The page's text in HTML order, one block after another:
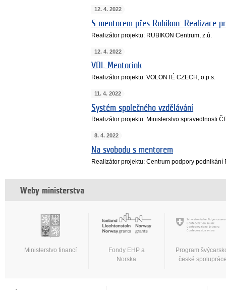
12. 4. 2022
S mentorem přes Rubikon: Realizace
Realizátor projektu: RUBIKON Centrum, z.ú.
12. 4. 2022
VOL Mentorink
Realizátor projektu: VOLONTÉ CZECH, o.p.s.
11. 4. 2022
Systém společného vzdělávání
Realizátor projektu: Ministerstvo spravedlnosti
8. 4. 2022
Na svobodu s mentorem
Realizátor projektu: Centrum podpory podnikání
Weby ministerstva
Ministerstvo financí
Fondy EHP a
Norska
Program
české